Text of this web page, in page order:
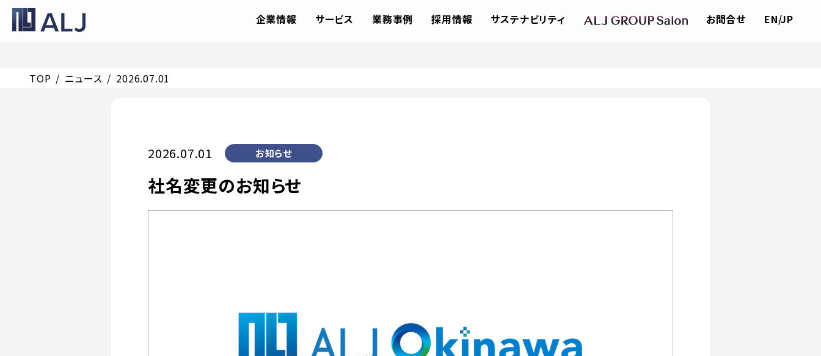
企業情報 サービス 業務事例 採用情報 サステナビリティ お問合せ EN/JP
TOP ニュース 2026.07.01
2026.07.01 お知らせ
社名変更のお知らせ